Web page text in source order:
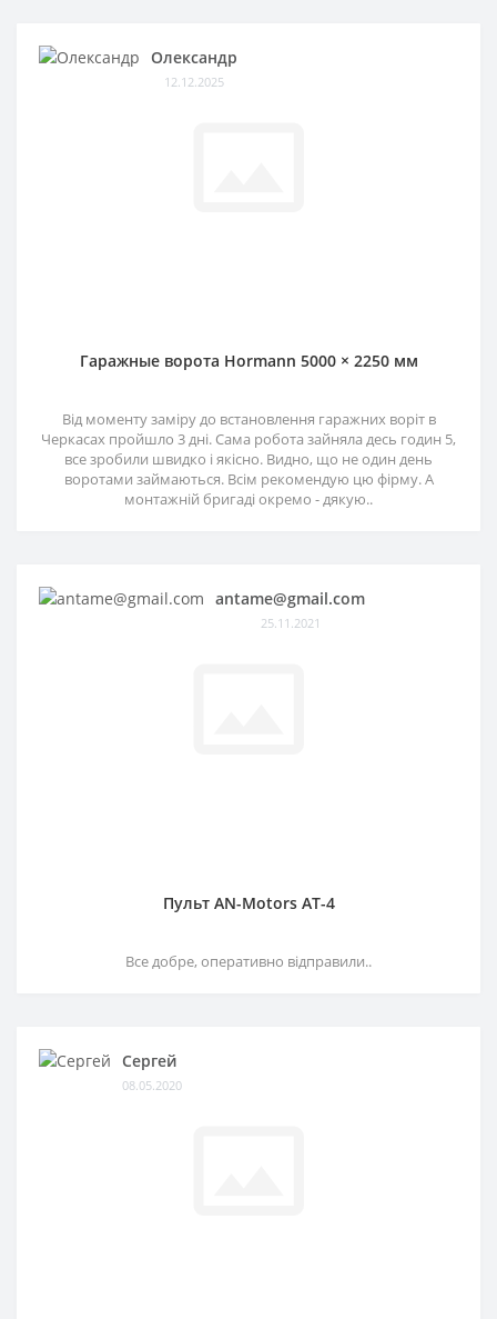
Олександр
12.12.2025
Гаражные ворота Hormann 5000 × 2250 мм
Від моменту заміру до встановлення гаражних воріт в
Черкасах пройшло 3 дні. Сама робота зайняла десь годин 5,
все зробили швидко і якісно. Видно, що не один день
воротами займаються. Всім рекомендую цю фірму. А
монтажній бригаді окремо - дякую..
antame@gmail.com
25.11.2021
Пульт AN-Motors AT-4
Все добре, оперативно відправили..
Сергей
08.05.2020